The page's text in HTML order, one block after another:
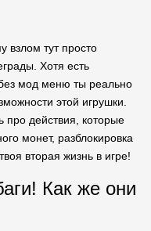
взлом тут просто
Хотя есть
мод меню ты реально
этой игрушки.
про действия, которые
монет, разблокировка
вторая жизнь в игре!
Как же они